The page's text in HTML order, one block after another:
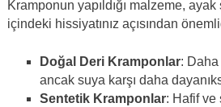
Kramponun yapıldığı malzeme, ayak
içindeki hissiyatınız açısından
Doğal Deri Kramponlar: Daha
ancak suya karşı daha
Sentetik Kramponlar: Hafif ve